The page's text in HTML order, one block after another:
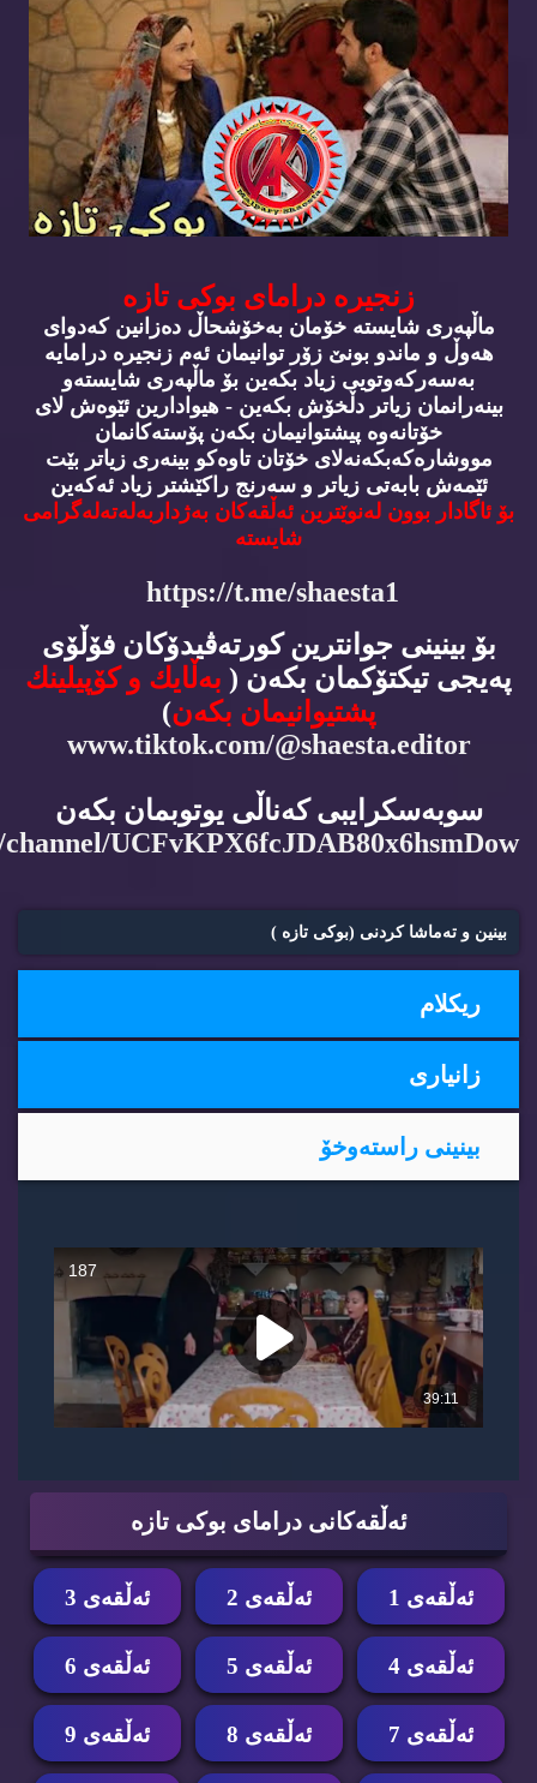
زنجیره‌ درامای بوكی تازه‌
ماڵپه‌ری شایسته‌ خۆمان به‌خۆشحاڵ ده‌زانین كه‌دوای
هه‌وڵ و ماندو بونێ زۆر توانیمان ئه‌م زنجیره‌ درامایه‌
به‌سه‌ركه‌وتویی زیاد بكه‌ین بۆ ماڵپه‌ری شایسته‌و
بینه‌رانمان زیاتر دڵخۆش بكه‌ین - هیوادارین ئێوه‌ش لای
خۆتانه‌وه‌ پیشتوانیمان بكه‌ن پۆسته‌كانمان
مووشاره‌كه‌بكه‌نه‌لای خۆتان تاوه‌كو بینه‌ری زیاتر بێت
ئێمه‌ش بابه‌تی زیاتر و سه‌رنج راكێشتر زیاد ئه‌كه‌ین
بۆ ئاگادار بوون له‌نوێترین ئه‌ڵقه‌كان به‌ژداربه‌له‌ته‌له‌گرامی
شایسته‌
https://t.me/shaesta1
بۆ بینینی جوانترین كورته‌ڤیدۆكان فۆڵۆی
په‌یجی تیكتۆكمان بكه‌ن ( به‌ڵایك و كۆپیلینك
پشتیوانیمان بكه‌ن)
www.tiktok.com/@shaesta.editor
سوبه‌سكرایبی كه‌ناڵی یوتوبمان بكه‌ن
UCFvKPX6fcJDAB80x6hsmDow
بینین و ته‌ماشا كردنی (بوكی تازه‌ )
ریكلام
زانیاری
بینینی راسته‌وخۆ
ئه‌ڵقه‌كانی درامای بوكی تازه‌
ئه‌ڵقه‌ی 1 ئه‌ڵقه‌ی 2 ئه‌ڵقه‌ی 3
ئه‌ڵقه‌ی 4 ئه‌ڵقه‌ی 5 ئه‌ڵقه‌ی 6
ئه‌ڵقه‌ی 7 ئه‌ڵقه‌ی 8 ئه‌ڵقه‌ی 9